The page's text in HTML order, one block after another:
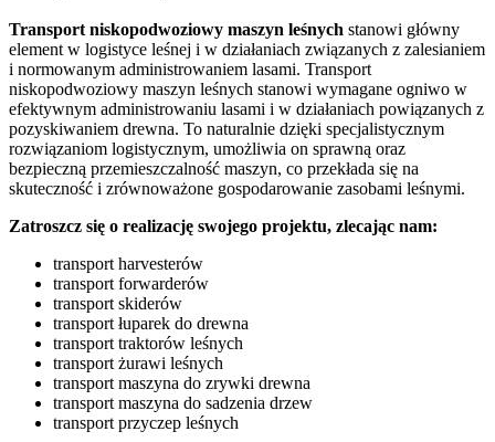
Transport niskopodwoziowy maszyn leśnych stanowi główny
element w logistyce leśnej i w działaniach związanych z zalesianiem
i normowanym administrowaniem lasami. Transport
niskopodwoziowy maszyn leśnych stanowi wymagane ogniwo w
efektywnym administrowaniu lasami i w działaniach powiązanych z
pozyskiwaniem drewna. To naturalnie dzięki specjalistycznym
rozwiązaniom logistycznym, umożliwia on sprawną oraz
bezpieczną przemieszczalność maszyn, co przekłada się na
skuteczność i zrównoważone gospodarowanie zasobami leśnymi.
Zatroszcz się o realizację swojego projektu, zlecając nam:
transport harvesterów
transport forwarderów
transport skiderów
transport łuparek do drewna
transport traktorów leśnych
transport żurawi leśnych
transport maszyna do zrywki drewna
transport maszyna do sadzenia drzew
transport przyczep leśnych